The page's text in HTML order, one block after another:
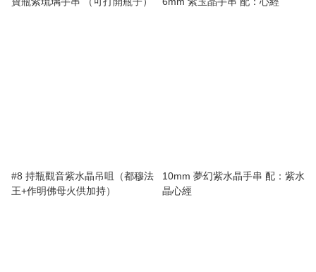
#8 持瓶觀音紫水晶吊咀（都穆法
王+作明佛母火供加持）
10mm 夢幻紫水晶手串 配：紫水
晶心經